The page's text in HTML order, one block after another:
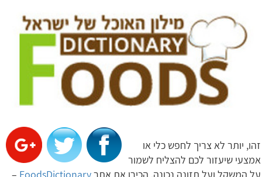
זהו, יותר לא צריך לחפש כלי או
אמצעי שיעזור לכם להצליח לשמור